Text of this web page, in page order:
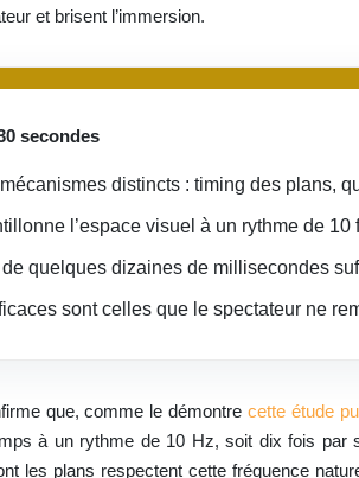
et brisent l’immersion.
secondes
distincts : timing des plans,
l’espace visuel à un rythme de
quelques dizaines de millisecondes
sont celles que le spectateur ne
que, comme le démontrecette étude
à un rythme de 10 Hz, soit dix fois
les plans respectent cette fréquence